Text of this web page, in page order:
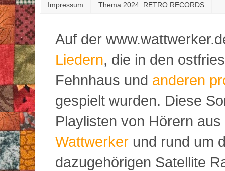
Impressum Thema 2024: RETRO RECORDS
Auf der
Liedern, die in den
Fehnhaus und anderen
gespielt wurden. Diese
Playlisten von Hörern
Wattwerker und rund um
dazugehörigen Satellite